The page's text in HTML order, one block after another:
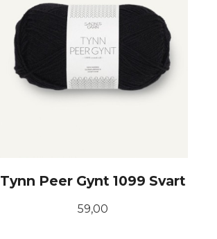
Tynn Peer Gynt 1099 Svart
Pris
59,00